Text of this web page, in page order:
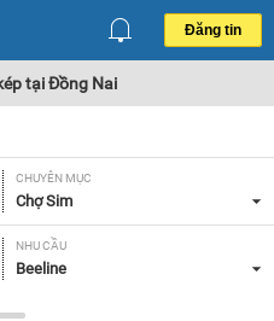
Đăng tin
tại Đồng Nai
CHUYÊN MỤC
Chợ Sim
NHU CẦU
Beeline